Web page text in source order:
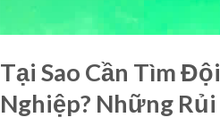
Tại Sao Cần Tìm
Nghiệp? Những